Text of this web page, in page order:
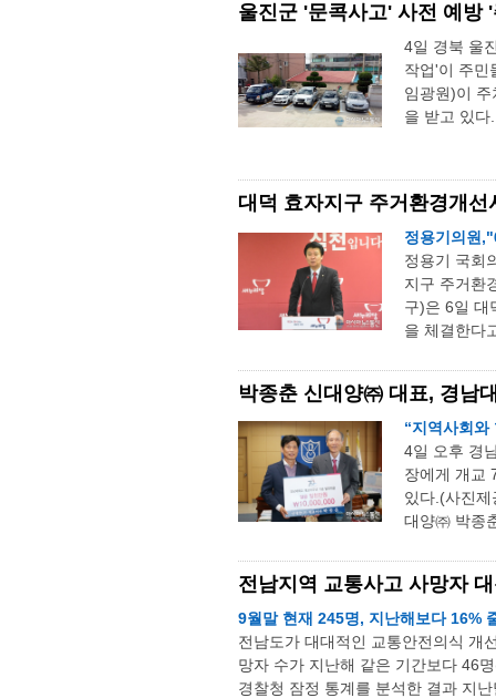
울진군 '문콕사고' 사전 예
4일 경북 울
작업'이 주민
임광원)이
을 받고 있
대덕 효자지구 주거환경개선
정용기의원
정용기 국회
지구 주거환
구)은 6일 대
을 체결한다
박종춘 신대양㈜ 대표, 경남
“지역사회와
4일 오후 경
장에게 개교
있다.(사진
대양㈜ 박종
전남지역 교통사고 사망자
9월말 현재 245명, 지난해보다 16%
전남도가 대대적인 교통안전의식 개
망자 수가 지난해 같은 기간보다 46
경찰청 잠정 통계를 분석한 결과 지